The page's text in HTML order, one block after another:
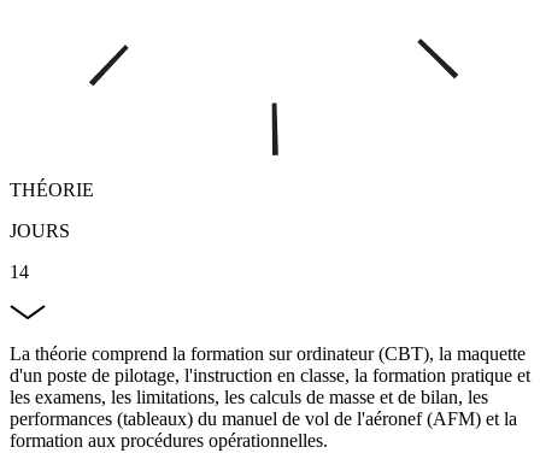
THÉORIE
JOURS
14
La théorie comprend la formation sur ordinateur (CBT), la maquette
d'un poste de pilotage, l'instruction en classe, la formation pratique et
les examens, les limitations, les calculs de masse et de bilan, les
performances (tableaux) du manuel de vol de l'aéronef (AFM) et la
formation aux procédures opérationnelles.